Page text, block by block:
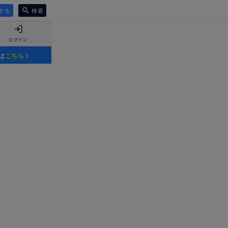
る 検索
ログイン
こちら ！